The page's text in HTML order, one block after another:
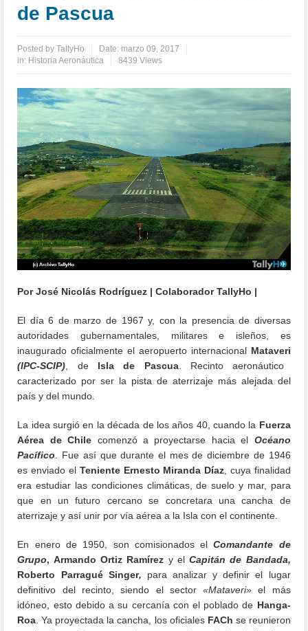
de Pascua
Posted byTallyHo Date: marzo 09, 2017
in: Historia Aeronáutica 8439 Views
Por José Nicolás Rodríguez | Colaborador TallyHo |
El día 6 de marzo de 1967 y, con la presencia de diversas
autoridades gubernamentales, militares e isleños, es
inaugurado oficialmente el aeropuerto internacional Mataveri
(IPC-SCIP) , de Isla de Pascua. Recinto aeronáutico
caracterizado por ser la pista de aterrizaje más alejada del
país y del mundo.
La idea surgió en la década de los años 40, cuando la Fuerza
Aérea de Chile comenzó a proyectarse hacia el Océano
Pacífico . Fue así que durante el mes de diciembre de 1946
es enviado el Teniente Ernesto Miranda Díaz , cuya finalidad
era estudiar las condiciones climáticas, de suelo y mar, para
que en un futuro cercano se concretara una cancha de
aterrizaje y así unir por vía aérea a la Isla con el continente.
En enero de 1950, son comisionados elComandante de
Grupo, Armando Ortiz Ramírez y elCapitán de Bandada,
Roberto Parragué Singer, para analizar y definir el lugar
definitivo del recinto, siendo el sector«Mataveri» el más
idóneo, esto debido a su cercanía con el poblado de Hanga-
Roa . Ya proyectada la cancha, los oficiales FACh se reunieron